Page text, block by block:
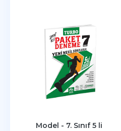
Model - 7. Sınıf 5 li